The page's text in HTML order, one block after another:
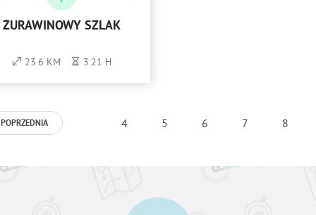
ŻURAWINOWY SZLAK
23.6 KM 3:21 H
POPRZEDNIA 4 5 6 7 8